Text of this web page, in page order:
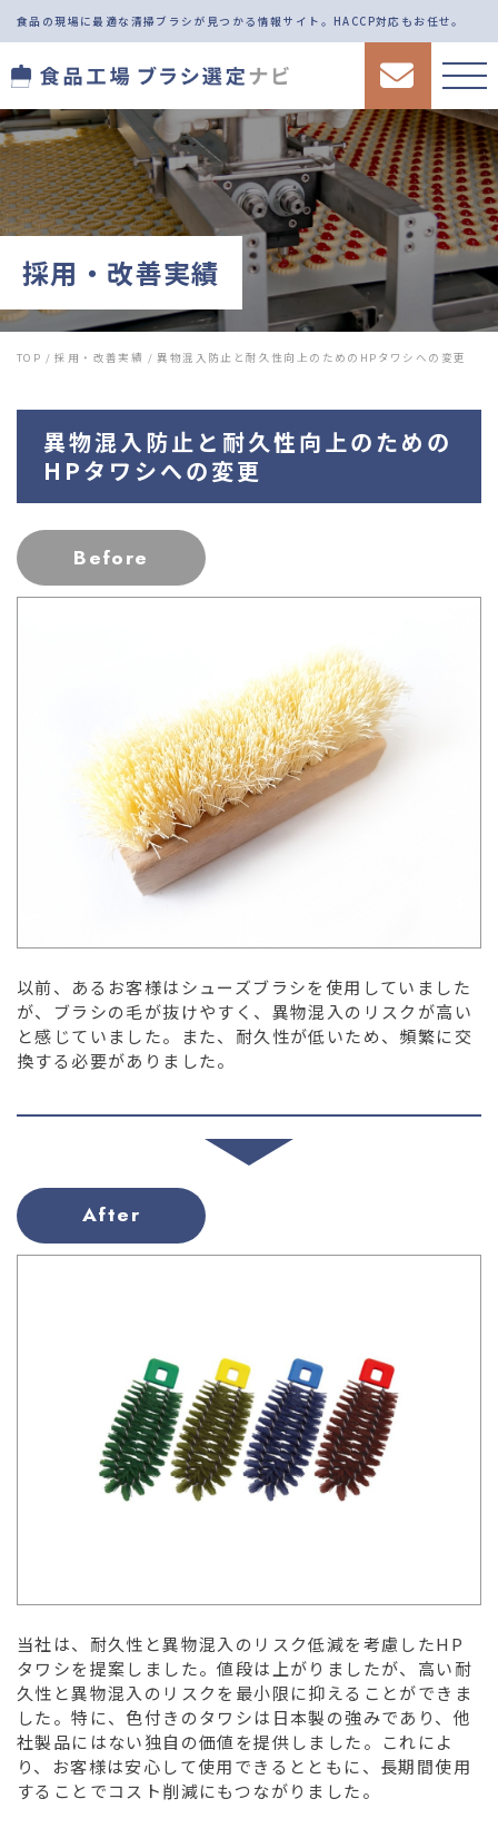
食品の現場に最適な清掃ブラシが見つかる情報サイト。 HACCP対応もお任せ。
採用・改善実績
TOP /採用・改善実績 /異物混入防止と耐久性向上のためのHPタワシへの変更
異物混入防止と耐久性向上のための
HPタワシへの変更
Before
以前、あるお客様はシューズブラシを使用していました
が、ブラシの毛が抜けやすく、異物混入のリスクが高い
と感じていました。また、耐久性が低いため、頻繁に交
換する必要がありました。
After
当社は、耐久性と異物混入のリスク低減を考慮したHP
タワシを提案しました。値段は上がりましたが、高い耐
久性と異物混入のリスクを最小限に抑えることができま
した。特に、色付きのタワシは日本製の強みであり、他
社製品にはない独自の価値を提供しました。これによ
り、お客様は安心して使用できるとともに、長期間使用
することでコスト削減にもつながりました。